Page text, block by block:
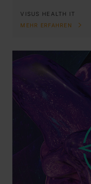
VISUS HEALTH IT
MEHR ERFAHREN